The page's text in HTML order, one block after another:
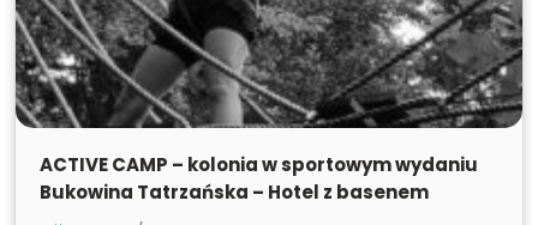
SPRZEDANE
ACTIVE CAMP – kolonia w sportowym wydaniu
Bukowina Tatrzańska – Hotel z basenem